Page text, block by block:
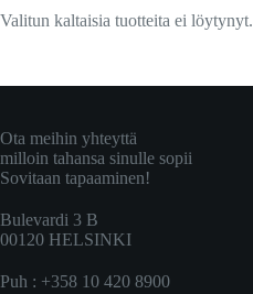
Valitun kaltaisia tuotteita ei löytynyt.
Ota meihin yhteyttä
milloin tahansa sinulle sopii
Sovitaan tapaaminen!
Bulevardi 3 B
00120 HELSINKI
Puh : +358 10 420 8900